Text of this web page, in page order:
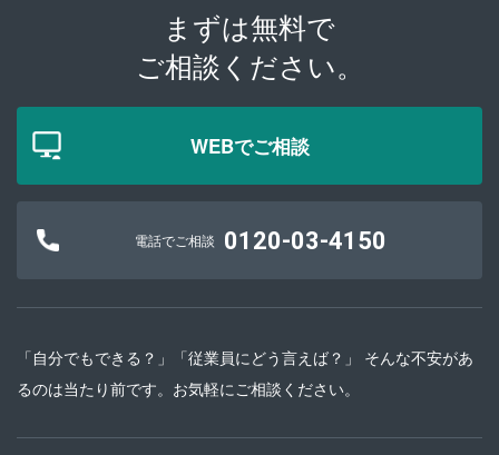
まずは無料で
ご相談ください。
WEBでご相談
電話でご相談 0120-03-4150
「自分でもできる？」「従業員にどう言えば？」 そんな不安があ
るのは当たり前です。お気軽にご相談ください。